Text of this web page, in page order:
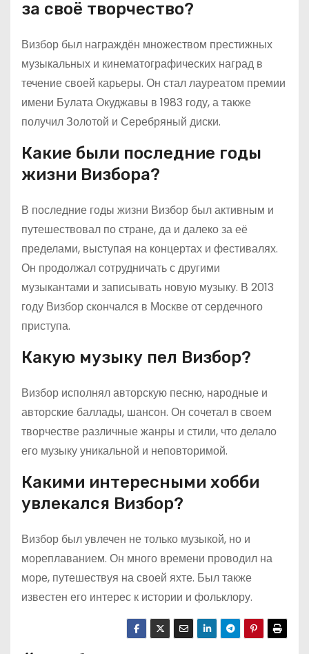
за своё творчество?
Визбор был награждён множеством престижных
музыкальных и кинематографических наград в
течение своей карьеры. Он стал лауреатом премии
имени Булата Окуджавы в 1983 году, а также
получил Золотой и Серебряный диски.
Какие были последние годы
жизни Визбора?
В последние годы жизни Визбор был активным и
путешествовал по стране, да и далеко за её
пределами, выступая на концертах и фестивалях.
Он продолжал сотрудничать с другими
музыкантами и записывать новую музыку. В 2013
году Визбор скончался в Москве от сердечного
приступа.
Какую музыку пел Визбор?
Визбор исполнял авторскую песню, народные и
авторские баллады, шансон. Он сочетал в своем
творчестве различные жанры и стили, что делало
его музыку уникальной и неповторимой.
Какими интересными хобби
увлекался Визбор?
Визбор был увлечен не только музыкой, но и
мореплаванием. Он много времени проводил на
море, путешествуя на своей яхте. Был также
известен его интерес к истории и фольклору.